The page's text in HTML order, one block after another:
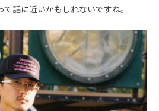
話に近いかもしれないですね。